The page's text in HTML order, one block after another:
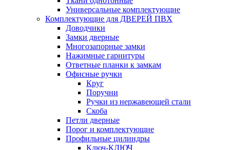
Универсальные комплектующие
Комплектующие для ДВЕРЕЙ ПВХ
Доводчики
Замки дверные
Многозапорные замки
Нажимные гарнитуры
Ответные планки к замкам
Офисные ручки
Круг
Поручни
Ручки из нержавеющей стали
Скоба
Петли дверные
Порог и комплектующие
Профильные цилиндры
Ключ-КЛЮЧ